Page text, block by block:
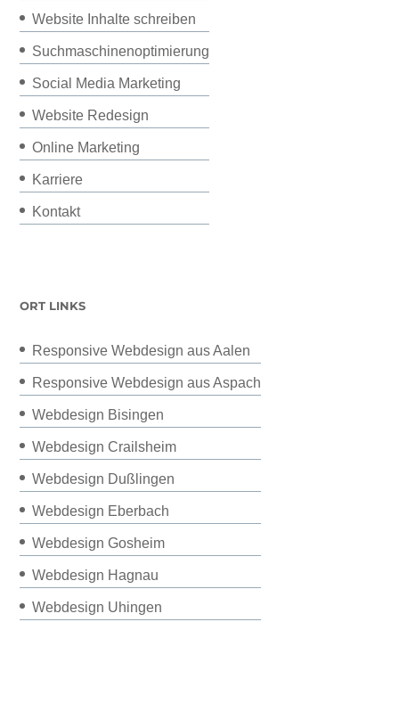
Website Inhalte schreiben
Suchmaschinenoptimierung
Social Media Marketing
Website Redesign
Online Marketing
Karriere
Kontakt
ORT LINKS
Responsive Webdesign aus Aalen
Responsive Webdesign aus Aspach
Webdesign Bisingen
Webdesign Crailsheim
Webdesign Dußlingen
Webdesign Eberbach
Webdesign Gosheim
Webdesign Hagnau
Webdesign Uhingen